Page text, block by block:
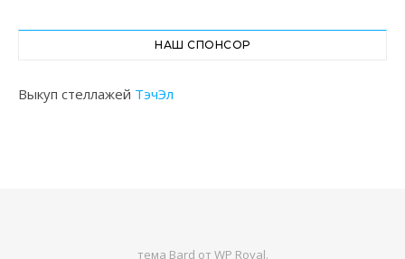
НАШ СПОНСОР
Выкуп стеллажей ТэчЭл
тема Bard от WP Royal.